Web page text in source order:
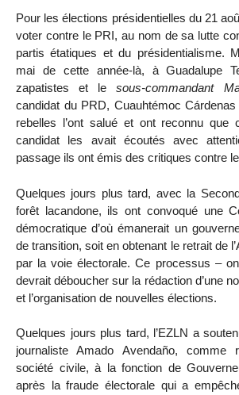
Pour les élections présidentielles du 21
voter contre le PRI, au nom de sa lutte
partis étatiques et du présidentialisme.
mai de cette année-là, à Guadalupe
zapatistes et lesous-commandant
candidat du PRD, Cuauhtémoc
rebelles l’ont salué et ont reconnu que
candidat les avait écoutés avec
passage ils ont émis des critiques contre
Quelques jours plus tard, avec la
forêt lacandone, ils ont convoqué une
démocratique d’où émanerait un
de transition, soit en obtenant le retrait de
par la voie électorale. Ce processus –
devrait déboucher sur la rédaction d’une
et l’organisation de nouvelles élections.
Quelques jours plus tard, l’EZLN a
journaliste Amado Avendaño, comme
société civile, à la fonction de
après la fraude électorale qui a